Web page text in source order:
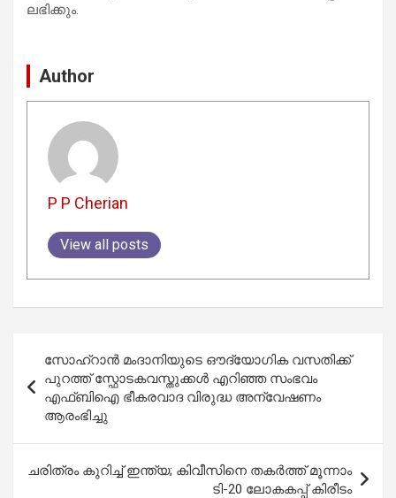
ലഭിക്കും.
Author
P P Cherian
View all posts
navigation
സോഹ്‌റാൻ മംദാനിയുടെ ഔദ്യോഗിക വസതിക്ക്
പുറത്ത് സ്ഫോടകവസ്തുക്കൾ എറിഞ്ഞ സംഭവം
എഫ്‌ബിഐ ഭീകരവാദ വിരുദ്ധ അന്വേഷണം
ആരംഭിച്ചു
ചരിത്രം കുറിച്ച് ഇന്ത്യ; കിവീസിനെ തകർത്ത് മൂന്നാം
ടി-20 ലോകകപ്പ് കിരീടം